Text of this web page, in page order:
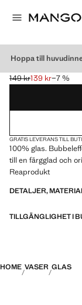
Hoppa till
EXTRA LITEN
Ursprungligt pris
149 kr
Gällande pris [139 kr
139 kr−7 %
Välj en färg
GRATIS LEVERANS TILL
100% glas.
till en färgglad och
Reaprodukt
DETALJER,
TILLGÄNGLIGHET I
HOME VASER GLAS